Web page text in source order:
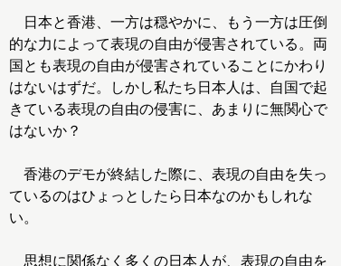
日本と香港、一方は穏やかに、もう一方は圧倒
的な力によって表現の自由が侵害されている。両
国とも表現の自由が侵害されていることにかわり
はないはずだ。しかし私たち日本人は、自国で起
きている表現の自由の侵害に、あまりに無関心で
はないか？
香港のデモが終結した際に、表現の自由を失っ
ているのはひょっとしたら日本なのかもしれな
い。
思想に関係なく多くの日本人が、表現の自由を